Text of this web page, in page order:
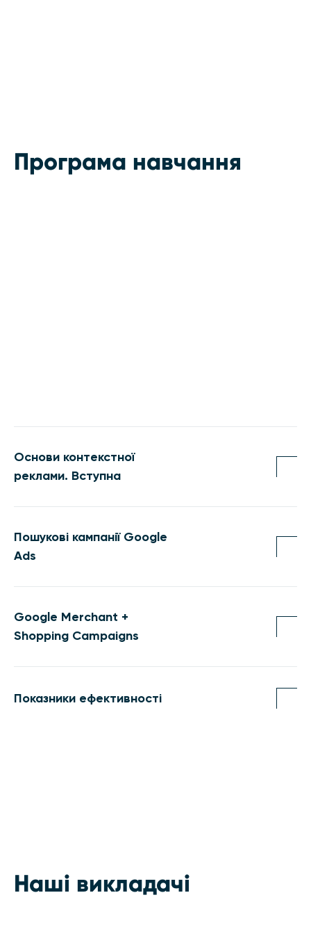
Програма навчання
Основи контекстної
реклами. Вступна
Пошукові кампанії Google
Ads
Google Merchant +
Shopping Campaigns
Показники ефективності
Наші викладачі